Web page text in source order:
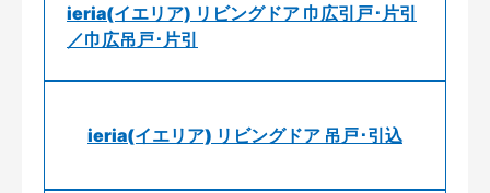
ieria(イエリア) リビングドア 巾広引戸･片引
／巾広吊戸･片引
ieria(イエリア) リビングドア 吊戸･引込